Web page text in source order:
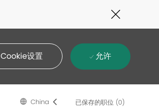
19
banner
Cookie设置 允许
Language
selected
Chinese
China 已保存的职位 (0)